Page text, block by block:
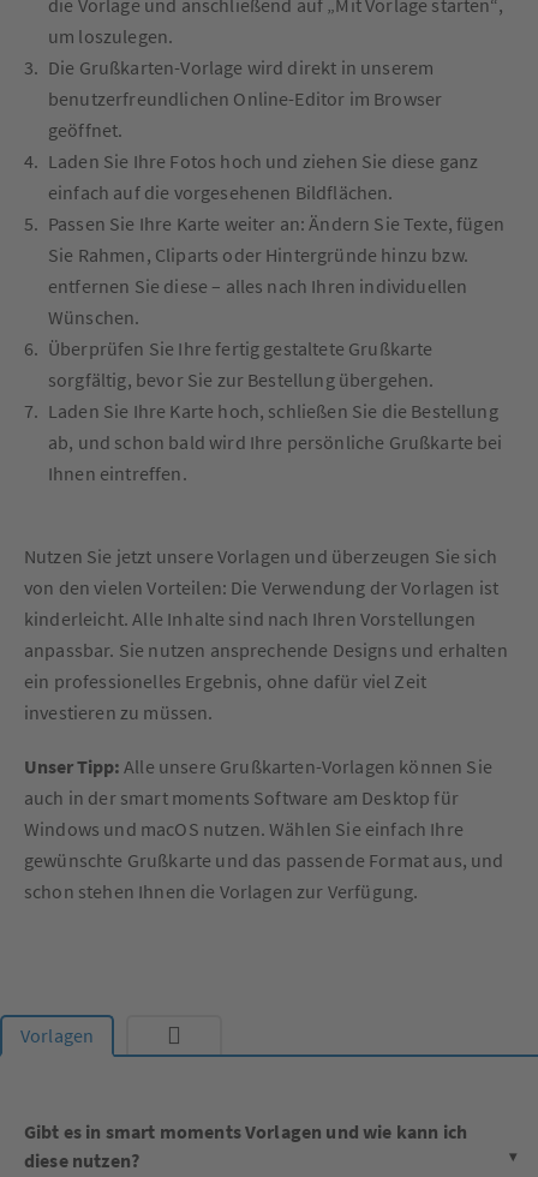
um loszulegen.
Die Grußkarten-Vorlage wird direkt in unserem
benutzerfreundlichen Online-Editor im Browser
geöffnet.
Laden Sie Ihre Fotos hoch und ziehen Sie diese ganz
einfach auf die vorgesehenen Bildflächen.
Passen Sie Ihre Karte weiter an: Ändern Sie Texte, fügen
Sie Rahmen, Cliparts oder Hintergründe hinzu bzw.
entfernen Sie diese – alles nach Ihren individuellen
Wünschen.
Überprüfen Sie Ihre fertig gestaltete Grußkarte
sorgfältig, bevor Sie zur Bestellung übergehen.
Laden Sie Ihre Karte hoch, schließen Sie die Bestellung
ab, und schon bald wird Ihre persönliche Grußkarte bei
Ihnen eintreffen.
Nutzen Sie jetzt unsere Vorlagen und überzeugen Sie sich
von den vielen Vorteilen: Die Verwendung der Vorlagen ist
kinderleicht. Alle Inhalte sind nach Ihren Vorstellungen
anpassbar. Sie nutzen ansprechende Designs und erhalten
ein professionelles Ergebnis, ohne dafür viel Zeit
investieren zu müssen.
Unser Tipp: Alle unsere Grußkarten-Vorlagen können Sie
auch in der smart moments Software am Desktop für
Windows und macOS nutzen. Wählen Sie einfach Ihre
gewünschte Grußkarte und das passende Format aus, und
schon stehen Ihnen die Vorlagen zur Verfügung.
Vorlagen
Gibt es in smart moments Vorlagen und wie kann ich
diese nutzen?